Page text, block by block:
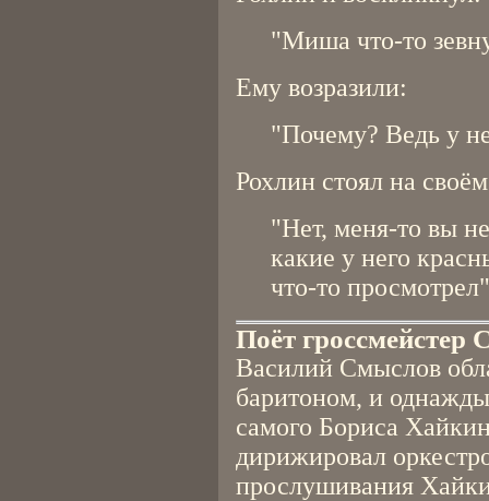
"Миша что-то
Ему возразили:
"Почему? Ведь у
Рохлин стоял на
"Нет, меня-то вы
какие у него
что-то
Поёт гроссмейстер
Василий Смыслов
баритоном, и
самого Бориса
дирижировал
прослушивания